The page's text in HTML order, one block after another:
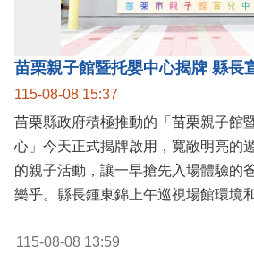
115-08-08 15:37
苗栗縣政府積極推動的「苗栗親子館
心」今天正式揭牌啟用，寬敞明亮的
的親子活動，讓一早搶先入場體驗的
115-08-08 13:59